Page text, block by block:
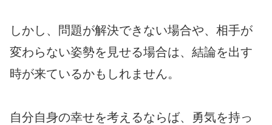
しかし、問題が解決できない場合や、相手が
変わらない姿勢を見せる場合は、結論を出す
時が来ているかもしれません。
自分自身の幸せを考えるならば、勇気を持っ